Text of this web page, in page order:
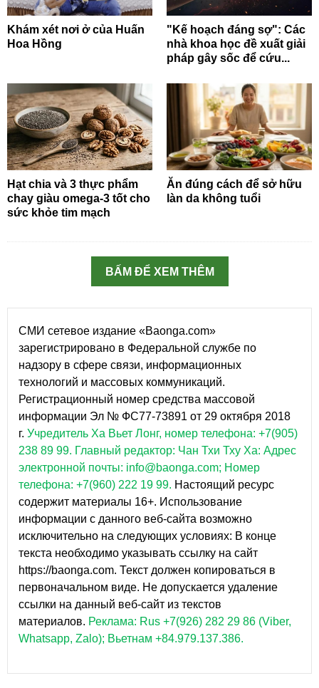
Khám xét nơi ở của Huấn
Hoa Hồng
"Kế hoạch đáng sợ": Các
nhà khoa học đề xuất giải
pháp gây sốc để cứu...
Hạt chia và 3 thực phẩm
chay giàu omega-3 tốt cho
sức khỏe tim mạch
Ăn đúng cách để sở hữu
làn da không tuổi
BẤM ĐỂ XEM THÊM
СМИ сетевое издание «Baonga.com»
зарегистрировано в Федеральной службе по
надзору в сфере связи, информационных
технологий и массовых коммуникаций.
Регистрационный номер средства массовой
информации Эл № ФС77-73891 от 29 октября 2018
г. Учредитель Ха Вьет Лонг, номер телефона: +7(905)
238 89 99. Главный редактор: Чан Тхи Тху Ха: Адрес
электронной почты: info@baonga.com; Номер
телефона: +7(960) 222 19 99. Настоящий ресурс
содержит материалы 16+. Использование
информации с данного веб-сайта возможно
исключительно на следующих условиях: В конце
текста необходимо указывать ссылку на сайт
https://baonga.com. Текст должен копироваться в
первоначальном виде. Не допускается удаление
ссылки на данный веб-сайт из текстов
материалов. Реклама: Rus +7(926) 282 29 86 (Viber,
Whatsapp, Zalo); Вьетнам +84.979.137.386.